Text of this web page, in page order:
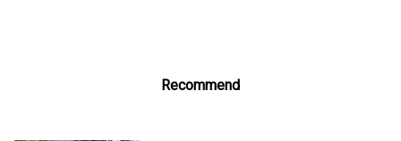
Recommend